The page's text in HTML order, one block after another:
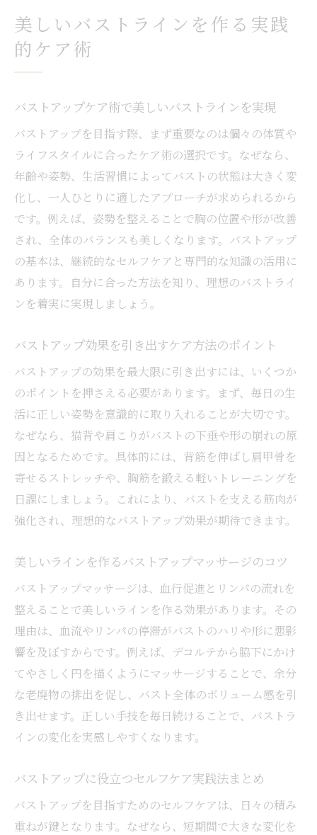
美しいバストラインを作る実践
的ケア術
バストアップケア術で美しいバストラインを実現
バストアップを目指す際、まず重要なのは個々の体質や
ライフスタイルに合ったケア術の選択です。なぜなら、
年齢や姿勢、生活習慣によってバストの状態は大きく変
化し、一人ひとりに適したアプローチが求められるから
です。例えば、姿勢を整えることで胸の位置や形が改善
され、全体のバランスも美しくなります。バストアップ
の基本は、継続的なセルフケアと専門的な知識の活用に
あります。自分に合った方法を知り、理想のバストライ
ンを着実に実現しましょう。
バストアップ効果を引き出すケア方法のポイント
バストアップの効果を最大限に引き出すには、いくつか
のポイントを押さえる必要があります。まず、毎日の生
活に正しい姿勢を意識的に取り入れることが大切です。
なぜなら、猫背や肩こりがバストの下垂や形の崩れの原
因となるためです。具体的には、背筋を伸ばし肩甲骨を
寄せるストレッチや、胸筋を鍛える軽いトレーニングを
日課にしましょう。これにより、バストを支える筋肉が
強化され、理想的なバストアップ効果が期待できます。
美しいラインを作るバストアップマッサージのコツ
バストアップマッサージは、血行促進とリンパの流れを
整えることで美しいラインを作る効果があります。その
理由は、血流やリンパの停滞がバストのハリや形に悪影
響を及ぼすからです。例えば、デコルテから脇下にかけ
てやさしく円を描くようにマッサージすることで、余分
な老廃物の排出を促し、バスト全体のボリューム感を引
き出せます。正しい手技を毎日続けることで、バストラ
インの変化を実感しやすくなります。
バストアップに役立つセルフケア実践法まとめ
バストアップを目指すためのセルフケアは、日々の積み
重ねが鍵となります。なぜなら、短期間で大きな変化を